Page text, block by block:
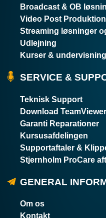
Broadcast & OB
Video Post Produktion
Streaming løsninger
Udlejning
Kurser & undervisning
SERVICE &
Teknisk Support
Download
Garanti Reparationer
Kursusafdelingen
Supportaftaler &
Stjernholm ProCare
GENERAL
Om os
Kontakt